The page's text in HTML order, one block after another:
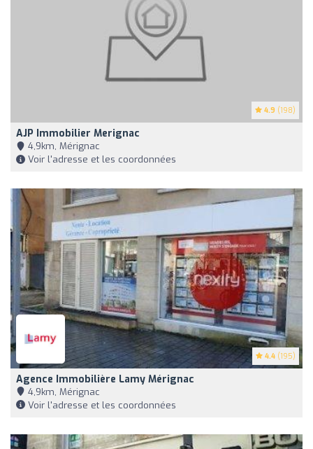
4.9 (198)
AJP Immobilier Merignac
4,9km, Mérignac
Voir l'adresse et les coordonnées
4.4 (195)
Agence Immobilière Lamy Mérignac
4,9km, Mérignac
Voir l'adresse et les coordonnées